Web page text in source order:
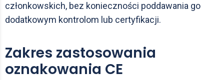
członkowskich, bez konieczności poddawania go
dodatkowym kontrolom lub certyfikacji.
Zakres zastosowania
oznakowania CE